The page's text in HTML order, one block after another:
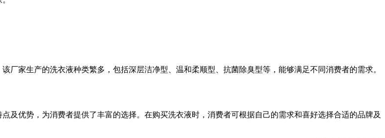
家生产的洗衣液种类繁多，包括深层洁净型、温和柔顺型、抗菌除臭型等，能够满足不同消费者的需求。
优势，为消费者提供了丰富的选择。在购买洗衣液时，消费者可根据自己的需求和喜好选择合适的品牌及